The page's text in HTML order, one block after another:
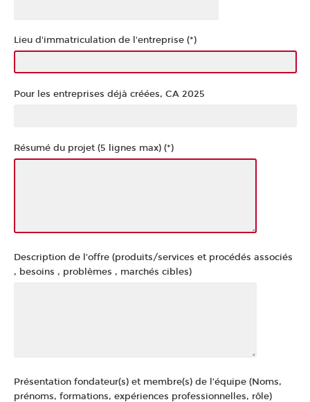
Lieu d'immatriculation de l'entreprise (*)
Pour les entreprises déjà créées, CA 2025
Résumé du projet (5 lignes max) (*)
Description de l’offre (produits/services et procédés associés
, besoins , problèmes , marchés cibles)
Présentation fondateur(s) et membre(s) de l’équipe (Noms,
prénoms, formations, expériences professionnelles, rôle)